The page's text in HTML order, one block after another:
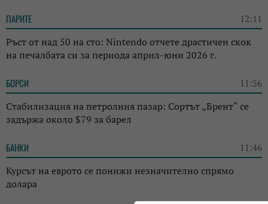
ПАРИТЕ 12:11
Ръст от над 50 на сто: Nintendo отчете драстичен скок
на печалбата си за периода април-юни 2026 г.
БОРСИ 11:56
Стабилизация на петролния пазар: Сортът „Брент“ се
задържа около $79 за барел
БАНКИ 11:46
Курсът на еврото се понижи незначително спрямо
долара